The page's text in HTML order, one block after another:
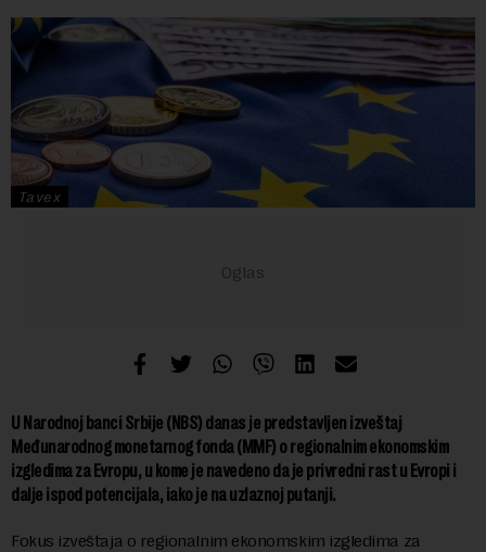
Tavex
U Narodnoj banci Srbije (NBS) danas je predstavljen izveštaj
Međunarodnog monetarnog fonda (MMF) o regionalnim ekonomskim
izgledima za Evropu, u kome je navedeno da je privredni rast u Evropi i
dalje ispod potencijala, iako je na uzlaznoj putanji.
Fokus izveštaja o regionalnim ekonomskim izgledima za